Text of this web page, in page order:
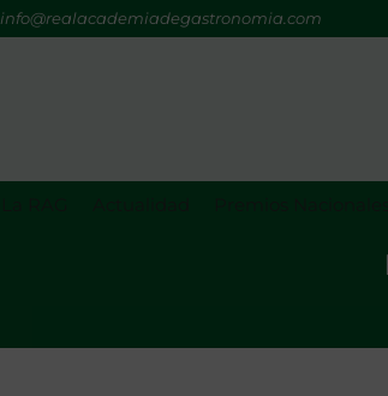
info@realacademiadegastronomia.com